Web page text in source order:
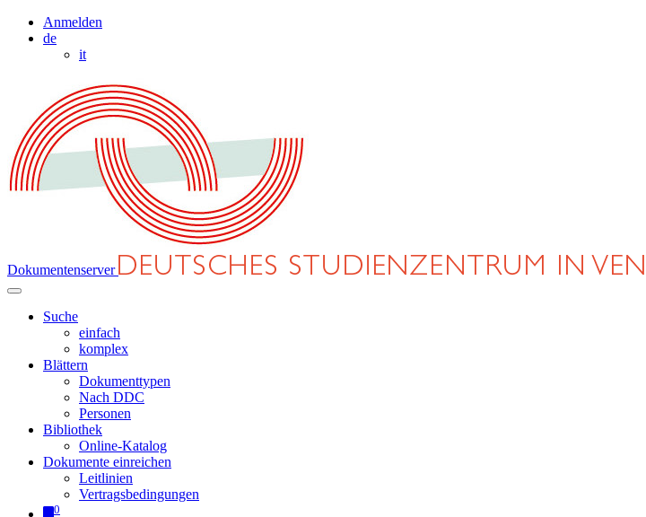
Anmelden
de
it
Dokumentenserver
Suche
einfach
komplex
Blättern
Dokumenttypen
Nach DDC
Personen
Bibliothek
Online-Katalog
Dokumente einreichen
Leitlinien
Vertragsbedingungen
0